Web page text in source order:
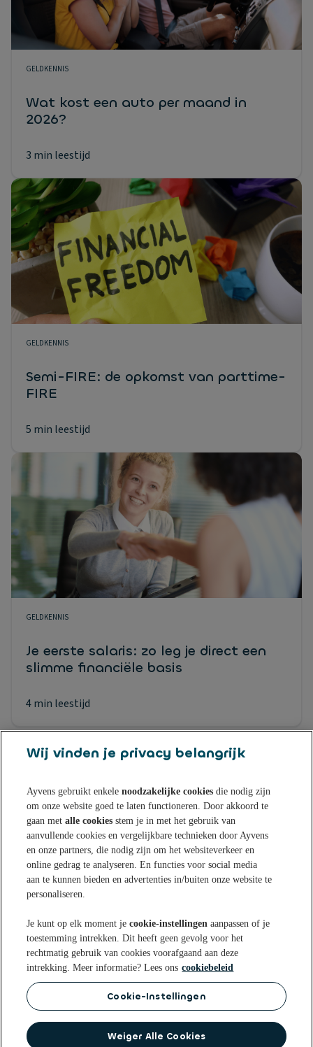
GELDKENNIS
Wat kost een auto per maand in
2026?
3 min leestijd
GELDKENNIS
Semi-FIRE: de opkomst van parttime-
FIRE
5 min leestijd
GELDKENNIS
Je eerste salaris: zo leg je direct een
slimme financiële basis
4 min leestijd
Sparen bij Ayvens Bank
Onze Online Spaarrekening
Onze Spaarvormen
Onze Sparen App
Actuele rentestanden
Open een Spaarrekening
Tips & Inspiratie
Nieuws
Aanmelden nieuwsbrief
Over ons
Duurzaamheid
Voorwaarden
Klantenservice
Veelgestelde vragen
Identificatie bij Ayvens Bank
Privacy statement PrivacyrechtenCookie
Op de hoogte blijven? Volg ons op
Wij vinden je privacy belangrijk
Ayvens gebruikt enkelenoodzakelijke cookies die nodig zijn
om onze website goed te laten functioneren. Door akkoord te
gaan metalle cookies stem je in met het gebruik van
aanvullende cookies en vergelijkbare technieken door Ayvens
en onze partners, die nodig zijn om het websiteverkeer en
online gedrag te analyseren. En functies voor social media
aan te kunnen bieden en advertenties in/buiten onze website te
personaliseren.
Je kunt op elk moment jecookie-instellingen aanpassen of je
toestemming intrekken. Dit heeft geen gevolg voor het
rechtmatig gebruik van cookies voorafgaand aan deze
intrekking. Meer informatie? Lees ons cookiebeleid
Cookie-Instellingen
Weiger Alle Cookies